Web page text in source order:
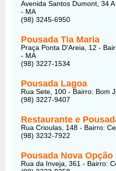
Avenida Santos Dumont, 34
- MA
(98) 3245-6950
Pousada Tia Maria
Praça Ponta D'Areia, 12 -
- MA
(98) 3227-1534
Pousada Lagoa
Rua Sete, 100 - Bairro: Bom
(98) 3227-9407
Restaurante e
Rua Crioulas, 148 - Bairro:
(98) 3232-7922
Pousada Nova Opção
Rua da Inveja, 361 - Bairro: